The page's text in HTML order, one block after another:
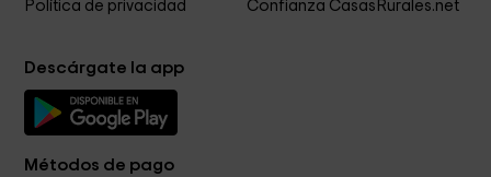
Política de privacidad Confianza CasasRurales.net
Descárgate la app
Métodos de pago